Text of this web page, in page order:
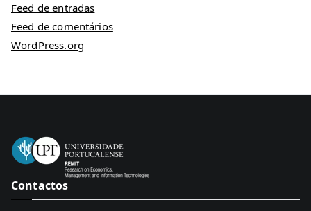
Feed de entradas
Feed de comentários
WordPress.org
Contactos